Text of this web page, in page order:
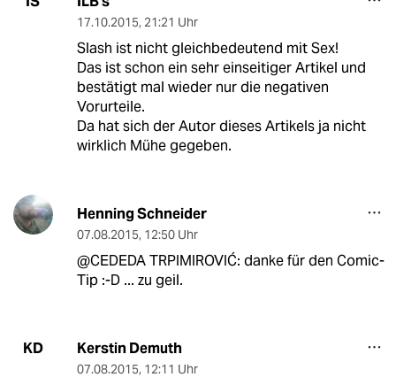
17.10.2015, 21:21 Uhr
Slash ist nicht gleichbedeutend mit Sex!
Das ist schon ein sehr einseitiger Artikel und
bestätigt mal wieder nur die negativen
Vorurteile.
Da hat sich der Autor dieses Artikels ja nicht
wirklich Mühe gegeben.
Henning Schneider
07.08.2015, 12:50 Uhr
@CEDEDA TRPIMIROVIĆ: danke für den Comic-
Tip :-D ... zu geil.
KD Kerstin Demuth
07.08.2015, 12:11 Uhr